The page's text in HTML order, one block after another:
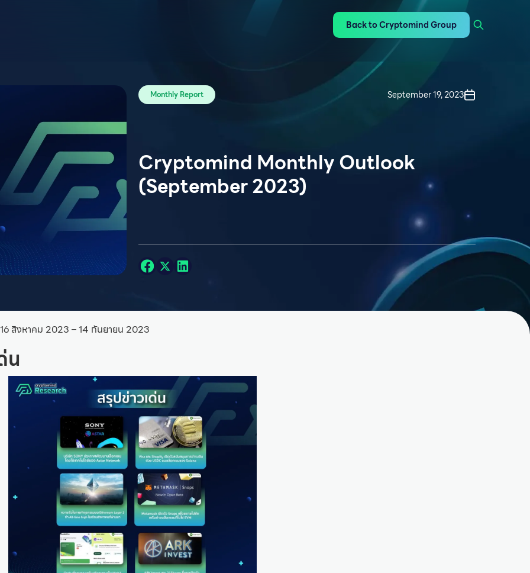
Back to Cryptomind Group
Monthly Report September 19, 2023
Cryptomind Monthly Outlook
(September 2023)
สิงหาคม 2023 – 14 กันยายน 2023
น